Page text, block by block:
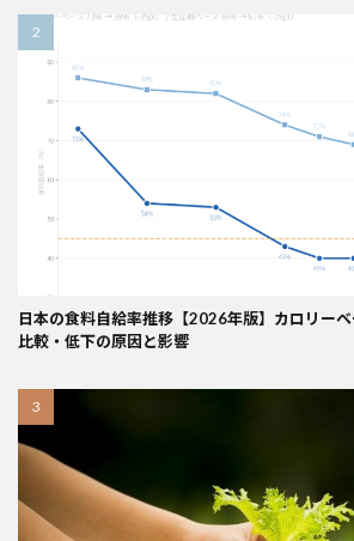
日本の食料自給率推移【2026年版】カロリー
比較・低下の原因と影響